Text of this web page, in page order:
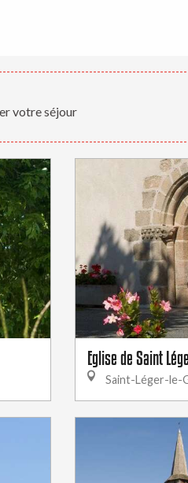
votre séjour
Eglise de Saint
Saint-Léger-le-